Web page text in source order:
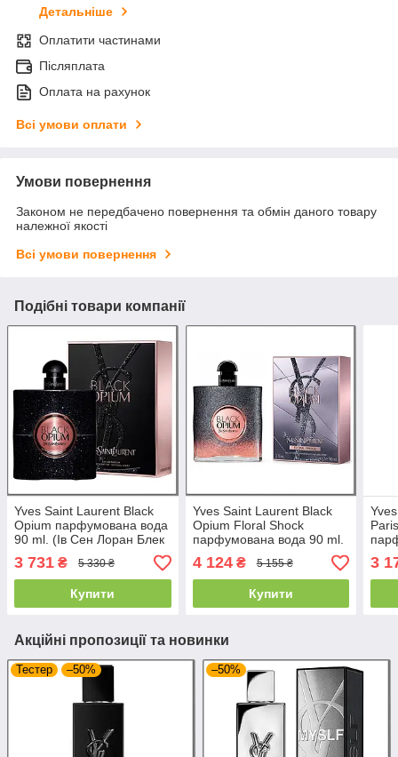
Детальніше
Оплатити частинами
Післяплата
Оплата на рахунок
Всі умови оплати
Умови повернення
Законом не передбачено повернення та обмін даного товару
належної якості
Всі умови повернення
Подібні товари компанії
Yves Saint Laurent Black
Opium парфумована вода
90 ml. (Ів Сен Лоран Блек
Опіум)
3 731 ₴ 5 330 ₴
Купити
Yves Saint Laurent Black
Opium Floral Shock
парфумована вода 90 ml.
(Ів Сен Лоран Блек
Флораль Шок)
4 124₴ 5 155 ₴
Купити
(Ів
3
Акційні пропозиції та новинки
Тестер –50% –50%